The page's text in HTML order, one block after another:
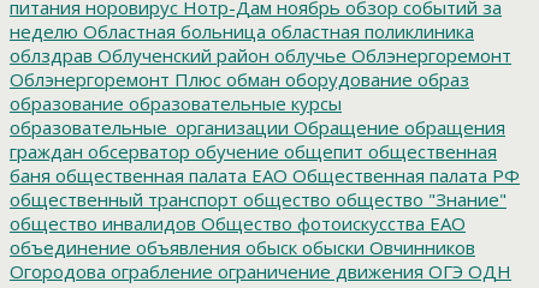
питания норовирус Нотр-Дам ноябрь обзор событий за
неделю Областная больница областная поликлиника
облздрав Облученский район облучье Облэнергоремонт
Облэнергоремонт Плюс обман оборудование образ
образование образовательные курсы
образовательные_организации Обращение обращения
граждан обсерватор обучение общепит общественная
баня общественная палата ЕАО Общественная палата РФ
общественный транспорт общество общество "Знание"
общество инвалидов Общество фотоискусства ЕАО
объединение объявления обыск обыски Овчинников
Огородова ограбление ограничение движения ОГЭ ОДН